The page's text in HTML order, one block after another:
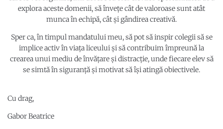
explora aceste domenii, să învețe cât de valoroase sunt atât
munca în echipă, cât și gândirea creativă.
Sper ca, în timpul mandatului meu, să pot să inspir colegii să se
implice activ în viața liceului și să contribuim împreună la
crearea unui mediu de învățare și distracție, unde fiecare elev să
se simtă în siguranță și motivat să își atingă obiectivele.
Cu drag,
Gabor Beatrice